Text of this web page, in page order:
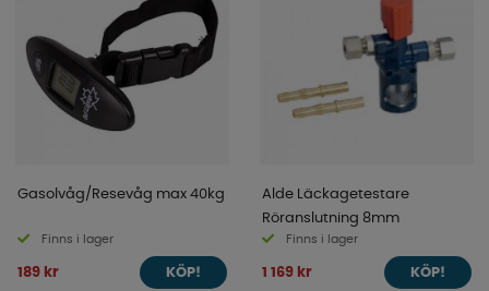
Gasolvåg/Resevåg max 40kg
Finns i lager
189 kr KÖP!
Alde Läckagetestare
Röranslutning 8mm
Finns i lager
1 169 kr KÖP!